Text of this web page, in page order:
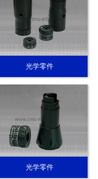
光学零件
光学零件